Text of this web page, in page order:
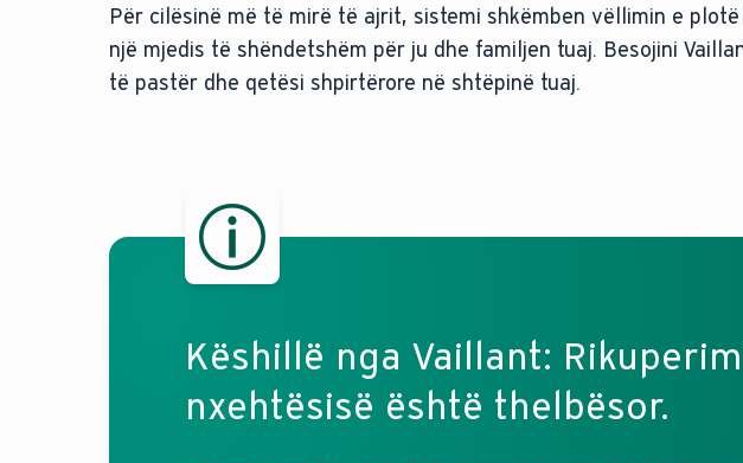
Për cilësinë më të mirë të ajrit, sistemi shkëmben vëllimin e
një mjedis të shëndetshëm për ju dhe familjen tuaj. Besojini
të pastër dhe qetësi shpirtërore në shtëpinë tuaj.
Këshillë nga Vaillant:
nxehtësisë është thelbësor.